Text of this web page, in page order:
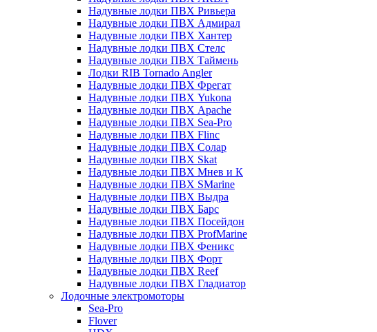
Надувные лодки ПВХ Ривьера
Надувные лодки ПВХ Адмирал
Надувные лодки ПВХ Хантер
Надувные лодки ПВХ Стелс
Надувные лодки ПВХ Таймень
Лодки RIB Tornado Angler
Надувные лодки ПВХ Фрегат
Надувные лодки ПВХ Yukona
Надувные лодки ПВХ Apache
Надувные лодки ПВХ Sea-Pro
Надувные лодки ПВХ Flinc
Надувные лодки ПВХ Солар
Надувные лодки ПВХ Skat
Надувные лодки ПВХ Мнев и К
Надувные лодки ПВХ SMarine
Надувные лодки ПВХ Выдра
Надувные лодки ПВХ Барс
Надувные лодки ПВХ Посейдон
Надувные лодки ПВХ ProfMarine
Надувные лодки ПВХ Феникс
Надувные лодки ПВХ Форт
Надувные лодки ПВХ Reef
Надувные лодки ПВХ Гладиатор
Лодочные электромоторы
Sea-Pro
Flover